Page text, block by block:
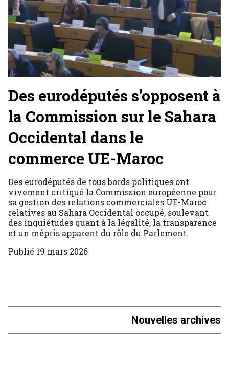
Des eurodéputés s’opposent à
la Commission sur le Sahara
Occidental dans le
commerce UE-Maroc
Des eurodéputés de tous bords politiques ont
vivement critiqué la Commission européenne pour
sa gestion des relations commerciales UE-Maroc
relatives au Sahara Occidental occupé, soulevant
des inquiétudes quant à la légalité, la transparence
et un mépris apparent du rôle du Parlement.
Publié 19 mars 2026
Nouvelles archives